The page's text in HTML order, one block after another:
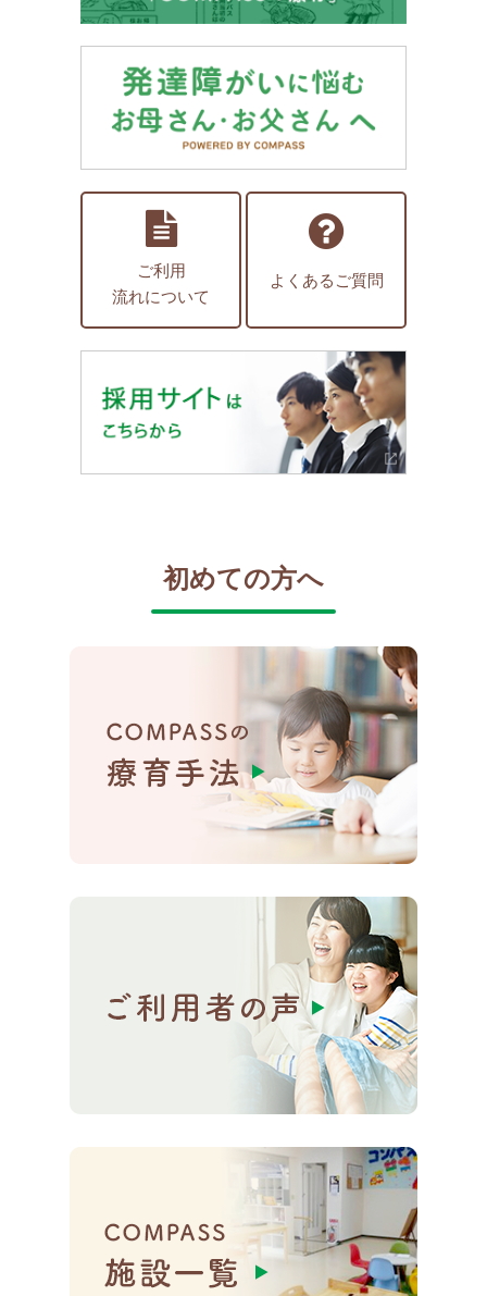
ご利用
流れについて
よくあるご質問
初めての方へ